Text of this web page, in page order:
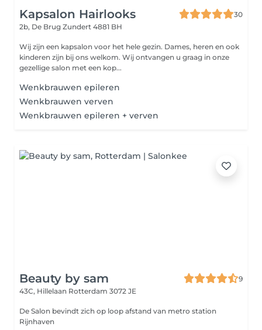
Kapsalon Hairlooks
30
2b, De Brug Zundert 4881 BH
Wij zijn een kapsalon voor het hele gezin. Dames, heren en ook
kinderen zijn bij ons welkom. Wij ontvangen u graag in onze
gezellige salon met een kop...
Wenkbrauwen epileren
Wenkbrauwen verven
Wenkbrauwen epileren + verven
Beauty by sam
9
43C, Hillelaan Rotterdam 3072 JE
De Salon bevindt zich op loop afstand van metro station
Rijnhaven